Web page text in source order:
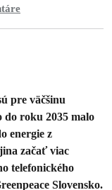
pre väčšinu
do roku 2035 malo
energie z
začať viac
telefonického
Slovensko.